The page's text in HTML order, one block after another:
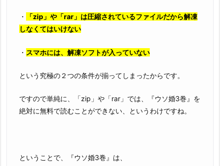
・
「zip」や「rar」は圧縮されているファイルだから解凍
しなくてはいけない
・ スマホには、解凍ソフトが入っていない
という究極の２つの条件が揃ってしまったからです。
ですので単純に、「zip」や「rar」では、『ウソ婚3巻』を
絶対に無料で読むことができない、というわけですね。
ということで、『ウソ婚3巻』は、